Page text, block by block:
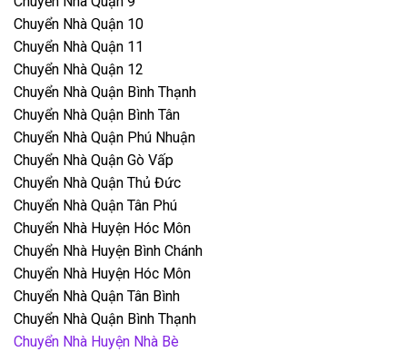
Chuyển Nhà Quận 10
Chuyển Nhà Quận 11
Chuyển Nhà Quận 12
Chuyển Nhà Quận Bình Thạnh
Chuyển Nhà Quận Bình Tân
Chuyển Nhà Quận Phú Nhuận
Chuyển Nhà Quận Gò Vấp
Chuyển Nhà Quận Thủ Đức
Chuyển Nhà Quận Tân Phú
Chuyển Nhà Huyện Hóc Môn
Chuyển Nhà Huyện Bình Chánh
Chuyển Nhà Huyện Hóc Môn
Chuyển Nhà Quận Tân Bình
Chuyển Nhà Quận Bình Thạnh
Chuyển Nhà Huyện Nhà Bè